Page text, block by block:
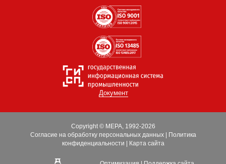
Документ
Copyright © МЕРА, 1992-2026
Согласие на обработку персональных данных|
Политика
конфиденциальности
Карта сайта